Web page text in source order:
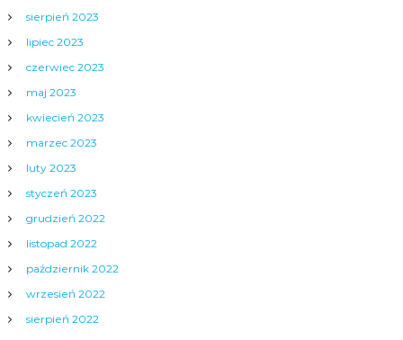
sierpień 2023
lipiec 2023
czerwiec 2023
maj 2023
kwiecień 2023
marzec 2023
luty 2023
styczeń 2023
grudzień 2022
listopad 2022
październik 2022
wrzesień 2022
sierpień 2022